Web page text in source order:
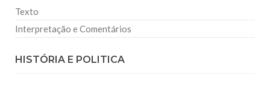
Texto
Interpretação e Comentários
HISTÓRIA E POLITICA